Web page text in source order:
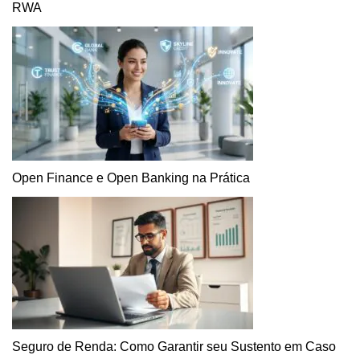
RWA
Open Finance e Open Banking na Prática
Seguro de Renda: Como Garantir seu Sustento em Caso